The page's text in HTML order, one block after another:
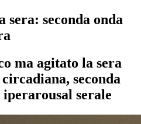
sera: seconda onda
ma agitato la sera
seconda
serale